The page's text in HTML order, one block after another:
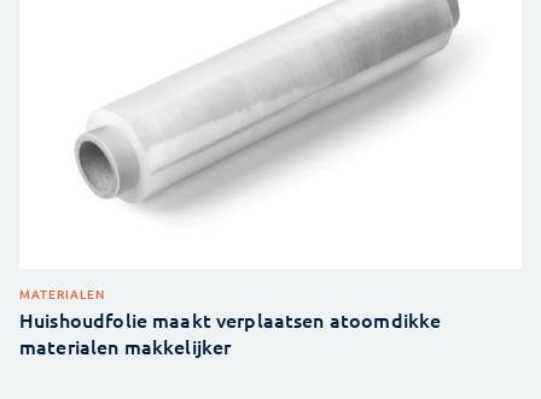
MATERIALEN
Huishoudfolie maakt verplaatsen atoomdikke
materialen makkelijker